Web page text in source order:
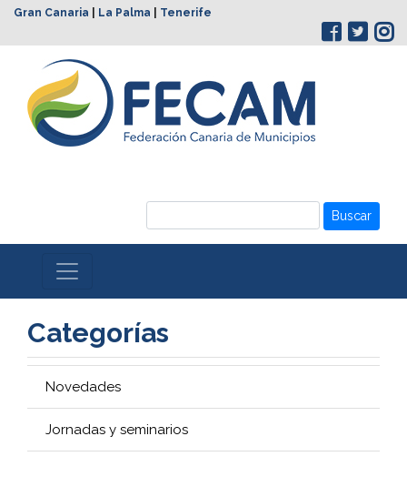
Gran Canaria La Palma Tenerife
Buscar
Categorías
Novedades
Jornadas y seminarios